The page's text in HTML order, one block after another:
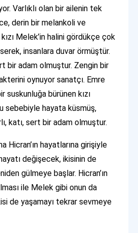
Varlıklı olan bir ailenin tek
derin bir melankoli ve
Melek’in halini gördükçe çok
insanlara duvar örmüştür.
bir adam olmuştur. Zengin bir
oynuyor sanatçı. Emre
suskunluğa bürünen kızı
sebebiyle hayata küsmüş,
katı, sert bir adam olmuştur.
Hicran’ın hayatlarına girişiyle
değişecek, ikisinin de
gülmeye başlar. Hicran’ın
ile Melek gibi onun da
de yaşamayı tekrar sevmeye